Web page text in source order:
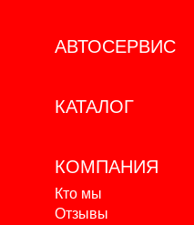
АВТОСЕРВИС
КАТАЛОГ
КОМПАНИЯ
Кто мы
Отзывы